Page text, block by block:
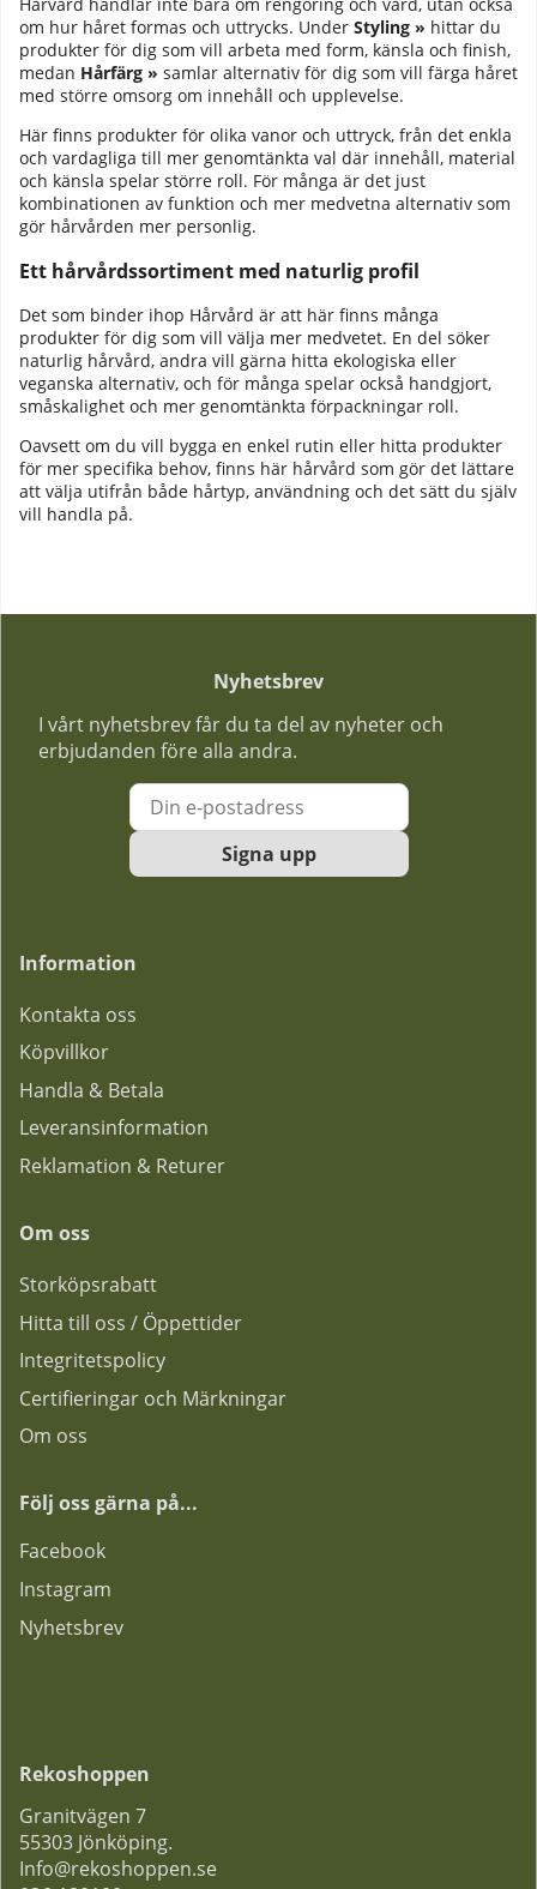
om hur håret formas och uttrycks. Under Styling » hittar du
produkter för dig som vill arbeta med form, känsla och finish,
medan Hårfärg » samlar alternativ för dig som vill färga håret
med större omsorg om innehåll och upplevelse.
Här finns produkter för olika vanor och uttryck, från det enkla
och vardagliga till mer genomtänkta val där innehåll, material
och känsla spelar större roll. För många är det just
kombinationen av funktion och mer medvetna alternativ som
gör hårvården mer personlig.
Ett hårvårdssortiment med naturlig profil
Det som binder ihop Hårvård är att här finns många
produkter för dig som vill välja mer medvetet. En del söker
naturlig hårvård, andra vill gärna hitta ekologiska eller
veganska alternativ, och för många spelar också handgjort,
småskalighet och mer genomtänkta förpackningar roll.
Oavsett om du vill bygga en enkel rutin eller hitta produkter
för mer specifika behov, finns här hårvård som gör det lättare
att välja utifrån både hårtyp, användning och det sätt du själv
vill handla på.
Nyhetsbrev
I vårt nyhetsbrev får du ta del av nyheter och
erbjudanden före alla andra.
Signa upp
Information
Kontakta oss
Köpvillkor
Handla & Betala
Leveransinformation
Reklamation & Returer
Om oss
Storköpsrabatt
Hitta till oss / Öppettider
Integritetspolicy
Certifieringar och Märkningar
Om oss
Följ oss gärna på...
Facebook
Instagram
Nyhetsbrev
Rekoshoppen
Granitvägen 7
55303 Jönköping.
Info@rekoshoppen.se